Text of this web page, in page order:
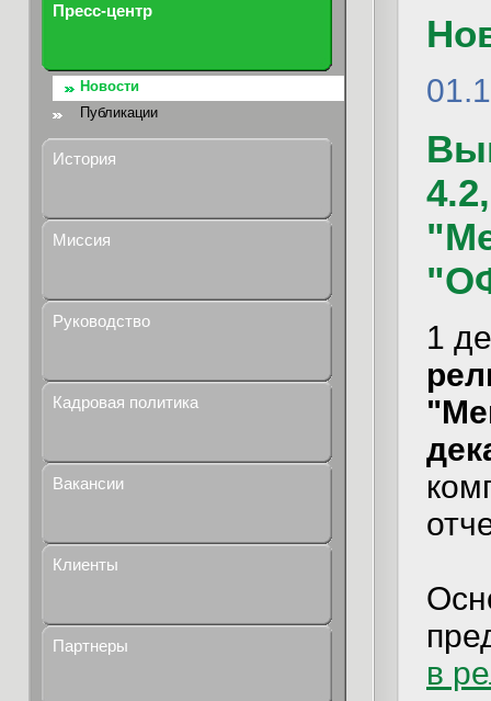
Пресс-центр
Новости
Публикации
История
Миссия
Руководство
Кадровая политика
Вакансии
Клиенты
Партнеры
1
в